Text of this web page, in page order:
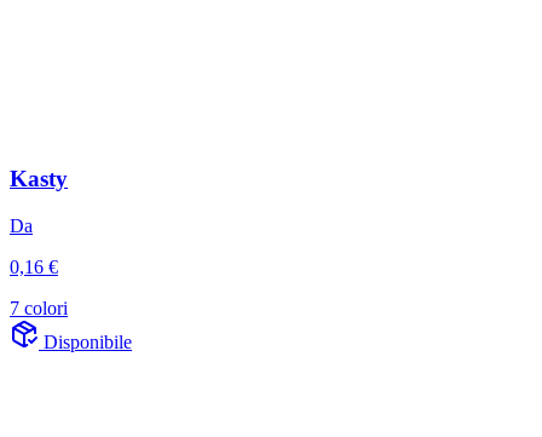
Kasty
Da
0,16 €
7 colori
Disponibile